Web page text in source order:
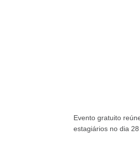
Evento gratuito
estagiários no dia